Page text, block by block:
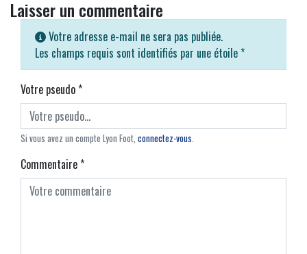
Laisser un commentaire
Votre adresse e-mail ne sera pas publiée.
Les champs requis sont identifiés par une étoile *
Votre pseudo*
Si vous avez un compte Lyon Foot, connectez-vous.
Commentaire*